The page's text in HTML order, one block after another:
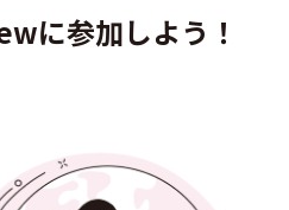
に参加しよう！